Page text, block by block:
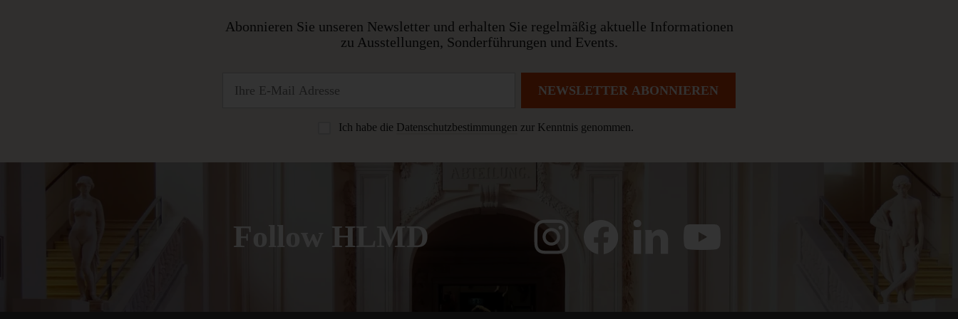
Abonnieren Sie unseren Newsletter und erhalten Sie regelmäßig aktuelle Informationen
zu Ausstellungen, Sonderführungen und Events.
Ich habe die Datenschutzbestimmungen zur Kenntnis genommen.
NEWSLETTER ABONNIEREN
Follow HLMD